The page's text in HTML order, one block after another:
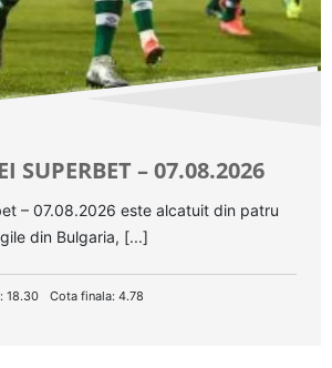
SUPERBET – 07.08.2026
– 07.08.2026 este alcatuit din patru
din Bulgaria, [...]
18.30 Cota finala: 4.78